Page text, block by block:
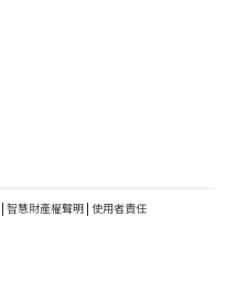
| 智慧財產權聲明 | 使用者責任